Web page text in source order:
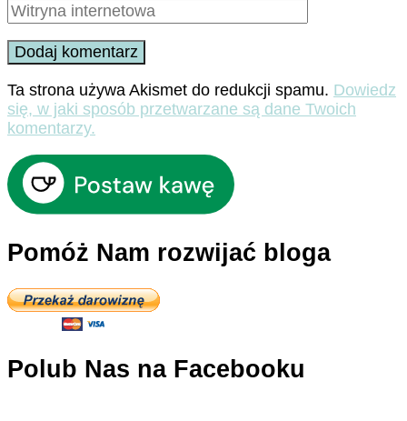
Ta strona używa Akismet do redukcji spamu. Dowiedz
się, w jaki sposób przetwarzane są dane Twoich
komentarzy.
Pomóż Nam rozwijać bloga
Polub Nas na Facebooku